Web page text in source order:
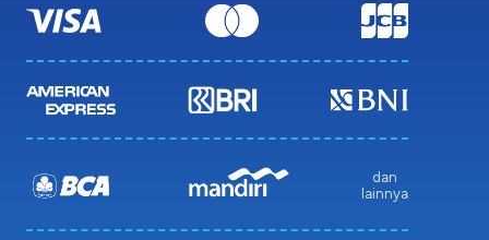
dan
lainnya